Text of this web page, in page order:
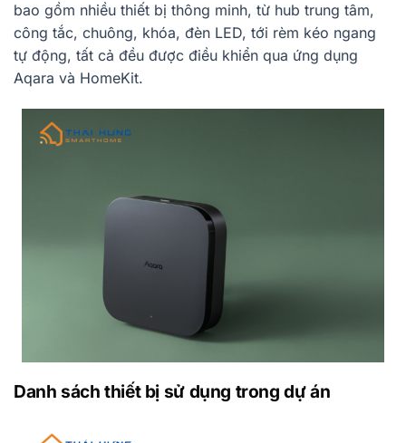
bao gồm nhiều thiết bị thông minh, từ hub trung tâm,
công tắc, chuông, khóa, đèn LED, tới rèm kéo ngang
tự động, tất cả đều được điều khiển qua ứng dụng
Aqara và HomeKit.
Danh sách thiết bị sử dụng trong dự án